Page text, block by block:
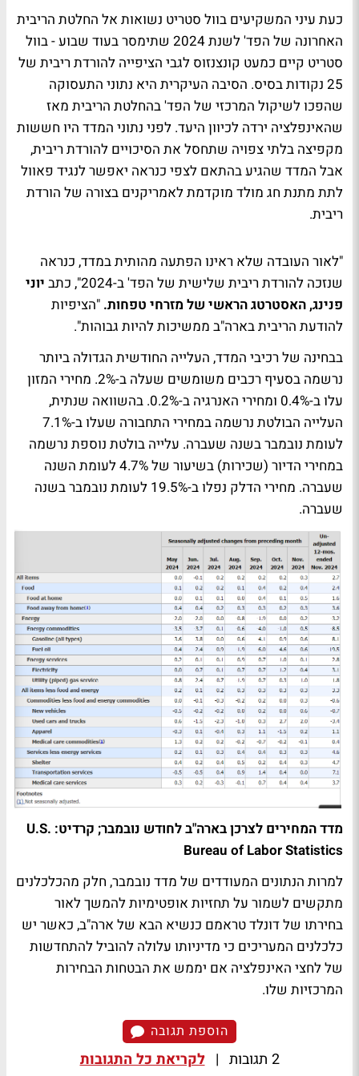
כעת עיני המשקיעים בוול סטריט נשואות אל החלטת הריבית
האחרונה של הפד' לשנת 2024 שתימסר בעוד שבוע - בוול
סטריט קיים כמעט קונצנזוס לגבי הציפייה להורדת ריבית של
25 נקודות בסיס. הסיבה העיקרית היא נתוני התעסוקה
שהפכו לשיקול המרכזי של הפד' בהחלטת הריבית מאז
שהאינפלציה ירדה לכיוון היעד. לפני נתוני המדד היו חששות
מקפיצה בלתי צפויה שתחסל את הסיכויים להורדת ריבית,
אבל המדד שהגיע בהתאם לצפי כנראה יאפשר לנגיד פאוול
לתת מתנת חג מולד מוקדמת לאמריקנים בצורה של הורדת
ריבית.
"לאור העובדה שלא ראינו הפתעה מהותית במדד, כנראה
שנזכה להורדת ריבית שלישית של הפד' ב-2024", כתב
יוני
פנינג, האסטרטג הראשי של מזרחי טפחות. "הציפיות
להודעת הריבית בארה"ב ממשיכות להיות גבוהות".
בבחינה של רכיבי המדד, העלייה החודשית הגדולה ביותר
נרשמה בסעיף רכבים משומשים שעלה ב-2%. מחירי המזון
עלו ב-0.4% ומחירי האנרגיה ב-0.2%. בהשוואה שנתית,
העלייה הבולטת נרשמה במחירי התחבורה שעלו ב-7.1%
לעומת נובמבר בשנה שעברה. עלייה בולטת נוספת נרשמה
במחירי הדיור (שכירות) בשיעור של 4.7% לעומת השנה
שעברה. מחירי הדלק נפלו ב-19.5% לעומת נובמבר בשנה
שעברה.
מדד המחירים לצרכן בארה"ב לחודש נובמבר; קרדיט: U.S.
Bureau of Labor Statistics
למרות הנתונים המעודדים של מדד נובמבר, חלק מהכלכלנים
מתקשים לשמור על תחזיות אופטימיות להמשך לאור
בחירתו של דונלד טראמם כנשיא הבא של ארה"ב, כאשר יש
כלכלנים המעריכים כי מדיניותו עלולה להוביל להתחדשות
של לחצי האינפלציה אם יממש את הבטחות הבחירות
המרכזיות שלו.
הוספת תגובה
2 תגובות | לקריאת כל התגובות